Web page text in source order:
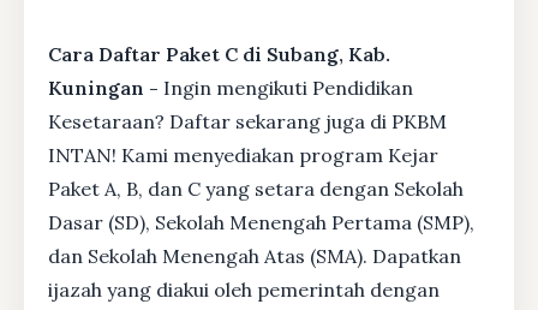
Cara Daftar Paket C di Subang, Kab.
Kuningan - Ingin mengikuti Pendidikan
Kesetaraan? Daftar sekarang juga di PKBM
INTAN! Kami menyediakan program Kejar
Paket A, B, dan C yang setara dengan Sekolah
Dasar (SD), Sekolah Menengah Pertama (SMP),
dan Sekolah Menengah Atas (SMA). Dapatkan
ijazah yang diakui oleh pemerintah dengan